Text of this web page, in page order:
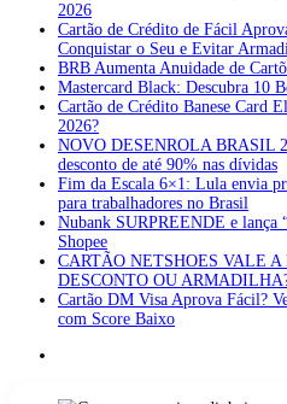
2026
Cartão de Crédito de Fácil
Conquistar o Seu e Evitar
BRB Aumenta Anuidade de
Mastercard Black: Descubra 10
Cartão de Crédito Banese Card
2026?
NOVO DESENROLA BRASIL
desconto de até 90% nas dívidas
Fim da Escala 6×1: Lula envia
para trabalhadores no Brasil
Nubank SURPREENDE e lança
Shopee
CARTÃO NETSHOES VALE A
DESCONTO OU
Cartão DM Visa Aprova Fácil?
com Score Baixo